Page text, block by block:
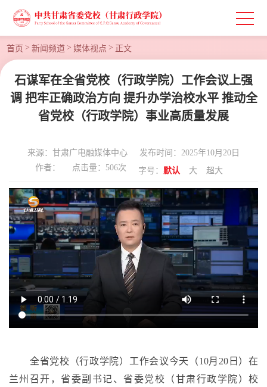
首页 > 新闻频道 > 媒体视点 > 正文
石谋军在全省党校（行政学院）工作会议上强
调 把牢正确政治方向 提升办学治校水平 推动全
省党校（行政学院）事业高质量发展
来源：甘肃广电融媒体中心
发布时间：2025年10月20日
作者：
点击量： 506次 字号： 默认 大 超大
全省党校（行政学院）工作会议今天（10月20日）在
兰州召开，省委副书记、省委党校（甘肃行政学院）校